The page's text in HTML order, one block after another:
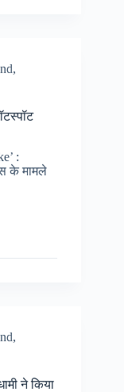
,
:
के मामले
,
ने किया